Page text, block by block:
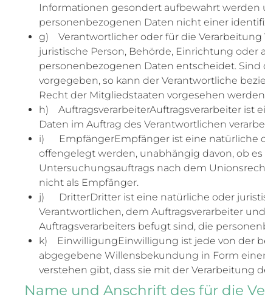
Informationen gesondert aufbewahrt
personenbezogenen Daten nicht einer
g) Verantwortlicher oder für die Verarbeitung
juristische Person, Behörde, Einrichtung
personenbezogenen Daten entscheidet.
vorgegeben, so kann der Verantwortliche
Recht der Mitgliedstaaten vorgesehen
h) AuftragsverarbeiterAuftragsverarbeiter ist
Daten im Auftrag des Verantwortlichen
i) EmpfängerEmpfänger ist eine natürliche
offengelegt werden, unabhängig davon, ob
Untersuchungsauftrags nach dem
nicht als Empfänger.
j) DritterDritter ist eine natürliche oder
Verantwortlichen, dem Auftragsverarbeiter
Auftragsverarbeiters befugt sind, die
k) EinwilligungEinwilligung ist jede von der
abgegebene Willensbekundung in Form
verstehen gibt, dass sie mit der Verarbeitung
Name und Anschrift des für die